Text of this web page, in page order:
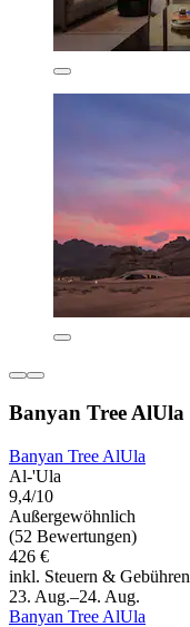
Banyan Tree AlUla
Banyan Tree AlUla
Al-'Ula
9,4/10
Außergewöhnlich
(52 Bewertungen)
426 €
inkl. Steuern & Gebühren
23. Aug.–24. Aug.
Banyan Tree AlUla